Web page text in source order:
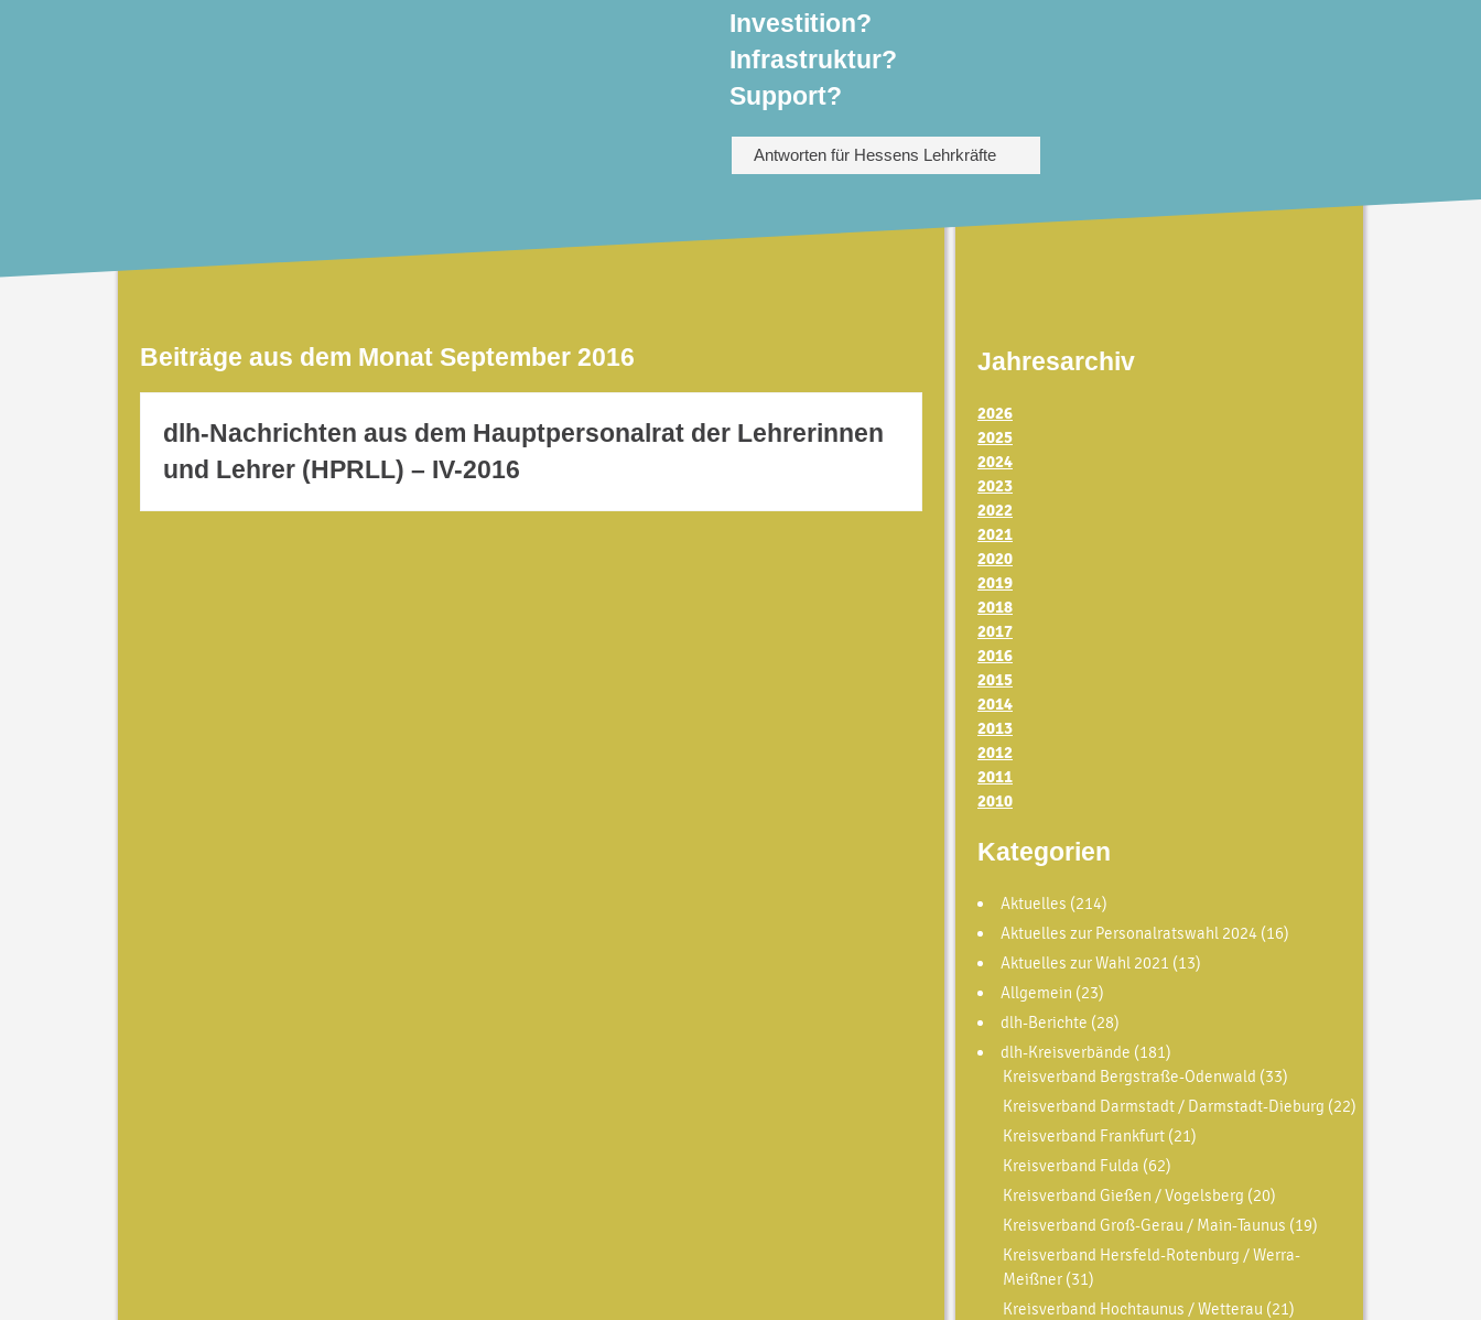
Investition?
Infrastruktur?
Support?
Antworten für Hessens Lehrkräfte
Beiträge aus dem Monat September 2016
dlh-Nachrichten aus dem Hauptpersonalrat der Lehrerinnen
und Lehrer (HPRLL) – IV-2016
Jahresarchiv
2026
2025
2024
2023
2022
2021
2020
2019
2018
2017
2016
2015
2014
2013
2012
2011
2010
Kategorien
Aktuelles (214)
Aktuelles zur Personalratswahl 2024 (16)
Aktuelles zur Wahl 2021 (13)
Allgemein (23)
dlh-Berichte (28)
dlh-Kreisverbände (181)
Kreisverband Bergstraße-Odenwald (33)
Kreisverband Darmstadt / Darmstadt-Dieburg (22)
Kreisverband Frankfurt(21)
Kreisverband Fulda (62)
Kreisverband Gießen / Vogelsberg (20)
Kreisverband Groß-Gerau / Main-Taunus (19)
Kreisverband Hersfeld-Rotenburg / Werra-
Meißner(31)
Kreisverband Hochtaunus / Wetterau (21)